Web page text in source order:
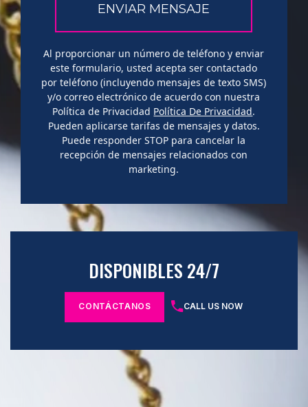
Al proporcionar un número de teléfono y enviar
este formulario, usted acepta ser contactado
por teléfono (incluyendo mensajes de texto SMS)
y/o correo electrónico de acuerdo con nuestra
Política de Privacidad Política De Privacidad.
Pueden aplicarse tarifas de mensajes y datos.
Puede responder STOP para cancelar la
recepción de mensajes relacionados con
marketing.
DISPONIBLES 24/7
CONTÁCTANOS CALL US NOW